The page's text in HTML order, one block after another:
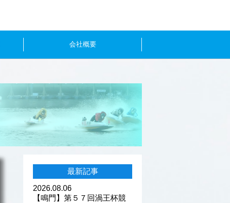
会社概要
最新記事
2026.08.06
【鳴門】第５７回渦王杯競